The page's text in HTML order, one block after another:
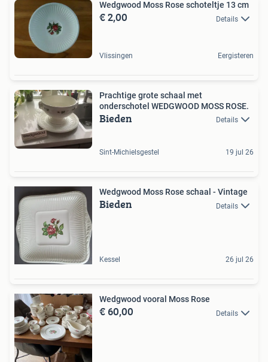
Wedgwood Moss Rose schoteltje 13 cm
€ 2,00 Details
Vlissingen Eergisteren
Prachtige grote schaal met
onderschotel WEDGWOOD MOSS ROSE.
Bieden Details
Sint-Michielsgestel 19 jul 26
Wedgwood Moss Rose schaal - Vintage
Bieden Details
Kessel 26 jul 26
Wedgwood vooral Moss Rose
€ 60,00 Details